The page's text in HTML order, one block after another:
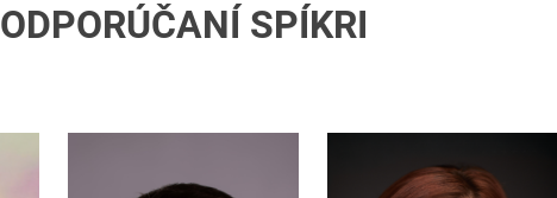
ODPORÚČANÍ SPÍKRI